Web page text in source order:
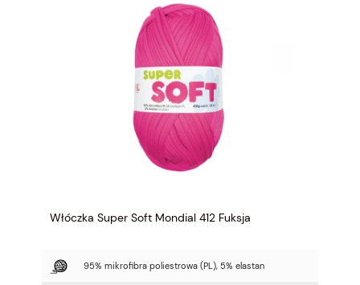
Włóczka Super Soft Mondial 412 Fuksja
95% mikrofibra poliestrowa (PL), 5% elastan